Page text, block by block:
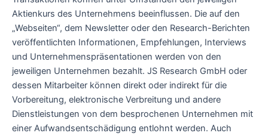
Aktienkurs des Unternehmens beeinflussen. Die auf den
„Webseiten“, dem Newsletter oder den Research-Berichten
veröffentlichten Informationen, Empfehlungen, Interviews
und Unternehmenspräsentationen werden von den
jeweiligen Unternehmen bezahlt. JS Research GmbH oder
dessen Mitarbeiter können direkt oder indirekt für die
Vorbereitung, elektronische Verbreitung und andere
Dienstleistungen von dem besprochenen Unternehmen mit
einer Aufwandsentschädigung entlohnt werden. Auch